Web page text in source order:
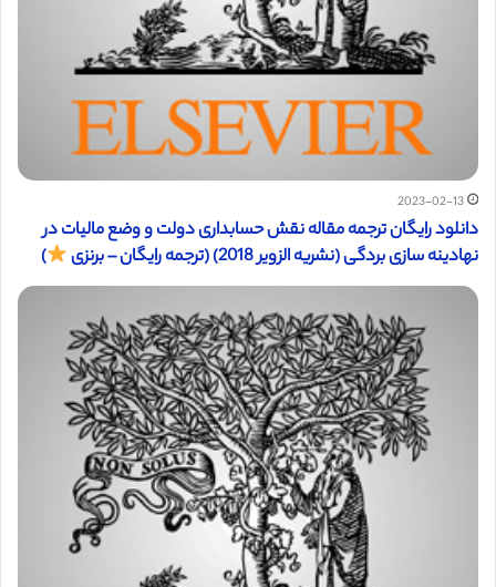
2023-02-13
دانلود رایگان ترجمه مقاله نقش حسابداری دولت و وضع مالیات در
نهادینه سازی بردگی (نشریه الزویر 2018) (ترجمه رایگان – برنزی
)